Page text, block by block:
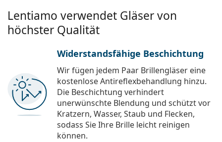
Lentiamo verwendet Gläser von
höchster Qualität
Widerstandsfähige Beschichtung
Wir fügen jedem Paar Brillengläser eine
kostenlose Antireflexbehandlung hinzu.
Die Beschichtung verhindert
unerwünschte Blendung und schützt vor
Kratzern, Wasser, Staub und Flecken,
sodass Sie Ihre Brille leicht reinigen
können.